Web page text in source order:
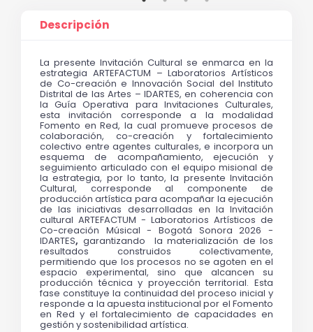
Descripción
La presente Invitación Cultural se enmarca en la
estrategia ARTEFACTUM – Laboratorios Artísticos
de Co-creación e Innovación Social del Instituto
Distrital de las Artes – IDARTES, en coherencia con
la Guía Operativa para Invitaciones Culturales,
esta invitación corresponde a la modalidad
Fomento en Red, la cual promueve procesos de
colaboración, co-creación y fortalecimiento
colectivo entre agentes culturales, e incorpora un
esquema de acompañamiento, ejecución y
seguimiento articulado con el equipo misional de
la estrategia, por lo tanto, la presente Invitación
Cultural, corresponde al componente de
producción artística para acompañar la ejecución
de las iniciativas desarrolladas en la Invitación
cultural ARTEFACTUM - Laboratorios Artísticos de
Co-creación Músical - Bogotá Sonora 2026 -
IDARTES, garantizando  la materialización de los
resultados construidos colectivamente,
permitiendo que los procesos no se agoten en el
espacio experimental, sino que alcancen su
producción técnica y proyección territorial. Esta
fase constituye la continuidad del proceso inicial y
responde a la apuesta institucional por el Fomento
en Red y el fortalecimiento de capacidades en
gestión y sostenibilidad artística.